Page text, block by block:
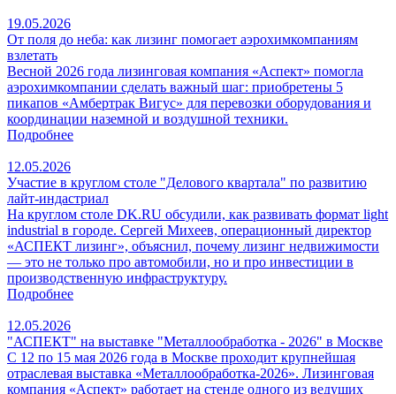
19.05.2026
От поля до неба: как лизинг помогает аэрохимкомпаниям
взлетать
Весной 2026 года лизинговая компания «Аспект» помогла
аэрохимкомпании сделать важный шаг: приобретены 5
пикапов «Амбертрак Вигус» для перевозки оборудования и
координации наземной и воздушной техники.
Подробнее
12.05.2026
Участие в круглом столе "Делового квартала" по развитию
лайт-индастриал
На круглом столе DK.RU обсудили, как развивать формат light
industrial в городе. Сергей Михеев, операционный директор
«АСПЕКТ лизинг», объяснил, почему лизинг недвижимости
— это не только про автомобили, но и про инвестиции в
производственную инфраструктуру.
Подробнее
12.05.2026
"АСПЕКТ" на выставке "Металлообработка - 2026" в Москве
С 12 по 15 мая 2026 года в Москве проходит крупнейшая
отраслевая выставка «Металлообработка‑2026». Лизинговая
компания «Аспект» работает на стенде одного из ведущих